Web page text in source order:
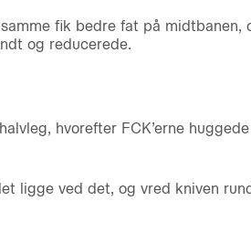
fik bedre fat på
og reducerede.
hvorefter FCK’erne
ligge ved det, og vred kniven